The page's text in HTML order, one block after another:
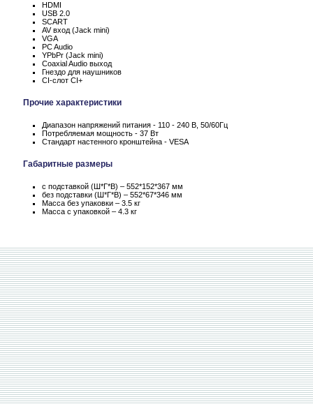
HDMI
USB 2.0
SCART
AV вход (Jack mini)
VGA
PC Audio
YPbPr (Jack mini)
Coaxial Audio выход
Гнездо для наушников
CI-слот CI+
Прочие характеристики
Диапазон напряжений питания - 110 - 240 В, 50/60Гц
Потребляемая мощность - 37 Вт
Стандарт настенного кронштейна - VESA
Габаритные размеры
с подставкой (Ш*Г*В) – 552*152*367 мм
без подставки (Ш*Г*В) – 552*67*346 мм
Масса без упаковки – 3.5 кг
Масса c упаковкой – 4.3 кг